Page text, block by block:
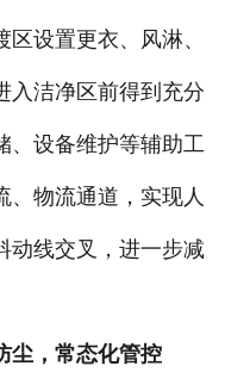
设置更衣、风淋、
入洁净区前得到充分
、设备维护等辅助工
、物流通道，实现人
动线交叉，进一步减
尘，常态化管控